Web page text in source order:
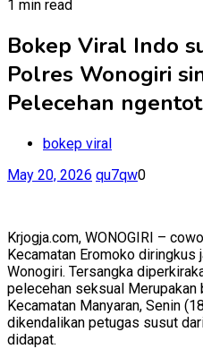
1 min read
Bokep Viral Indo
Polres Wonogiri
Pelecehan ngentot
bokep viral
May 20, 2026 qu7qw0
Krjogja.com, WONOGIRI –
Kecamatan Eromoko diringkus
Wonogiri. Tersangka
pelecehan seksual Merupakan
Kecamatan Manyaran, Senin
dikendalikan petugas susut
didapat.